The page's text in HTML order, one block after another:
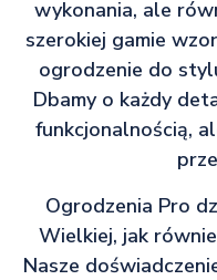
wykonania, ale
szerokiej gamie
ogrodzenie do
Dbamy o każdy
funkcjonalnością,
Ogrodzenia Pro
Wielkiej, jak
Nasze